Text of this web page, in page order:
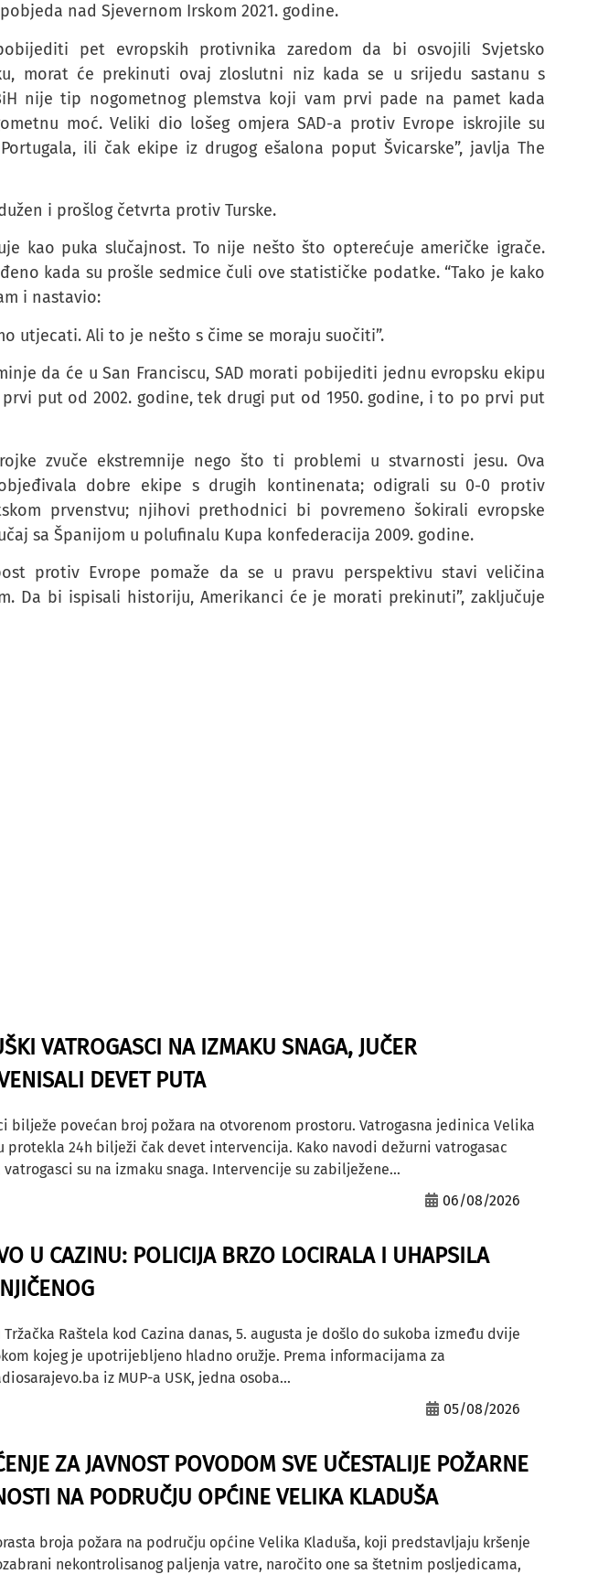
nad Sjevernom Irskom 2021. godine.
pet evropskih protivnika zaredom da bi osvojili Svjetsko
morat će prekinuti ovaj zloslutni niz kada se u srijedu sastanu s
nije tip nogometnog plemstva koji vam prvi pade na pamet kada
moć. Veliki dio lošeg omjera SAD-a protiv Evrope iskrojile su
ili čak ekipe iz drugog ešalona poput Švicarske”, javlja The
i prošlog četvrta protiv Turske.
kao puka slučajnost. To nije nešto što opterećuje američke igrače.
kada su prošle sedmice čuli ove statističke podatke. “Tako je kako
i nastavio:
utjecati. Ali to je nešto s čime se moraju suočiti”.
da će u San Franciscu, SAD morati pobijediti jednu evropsku ekipu
put od 2002. godine, tek drugi put od 1950. godine, i to po prvi put
zvuče ekstremnije nego što ti problemi u stvarnosti jesu. Ova
dobre ekipe s drugih kontinenata; odigrali su 0-0 protiv
prvenstvu; njihovi prethodnici bi povremeno šokirali evropske
sa Španijom u polufinalu Kupa konfederacija 2009. godine.
protiv Evrope pomaže da se u pravu perspektivu stavi veličina
Da bi ispisali historiju, Amerikanci će je morati prekinuti”, zaključuje
VATROGASCI NA IZMAKU SNAGA, JUČER
DEVET PUTA
bilježe povećan broj požara na otvorenom prostoru. Vatrogasna jedinica Velika
protekla 24h bilježi čak devet intervencija. Kako navodi dežurni vatrogasac
vatrogasci su na izmaku snaga. Intervencije su zabilježene...
06/08/2026
U CAZINU: POLICIJA BRZO LOCIRALA I UHAPSILA
Tržačka Raštela kod Cazina danas, 5. augusta je došlo do sukoba između dvije
kojeg je upotrijebljeno hladno oružje. Prema informacijama za
iz MUP-a USK, jedna osoba...
05/08/2026
ZA JAVNOST POVODOM SVE UČESTALIJE POŽARNE
NA PODRUČJU OPĆINE VELIKA KLADUŠA
broja požara na području općine Velika Kladuša, koji predstavljaju kršenje
nekontrolisanog paljenja vatre, naročito one sa štetnim posljedicama,